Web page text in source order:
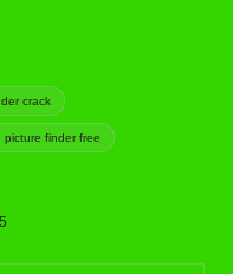
crack
picture finder free